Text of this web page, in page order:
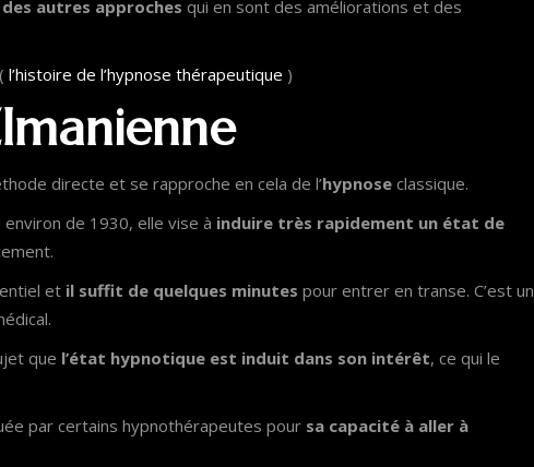
des autres approches qui en sont des améliorations et des
l’histoire de l’hypnose thérapeutique )
directe et se rapproche en cela de l’hypnose classique.
environ de 1930, elle vise à induire très rapidement un état de
et il suffit de quelques minutes pour entrer en transe. C’est un
que l’état hypnotique est induit dans son intérêt, ce qui le
par certains hypnothérapeutes pour sa capacité à aller à